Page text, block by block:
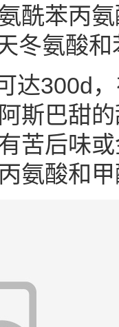
酰苯丙
冬氨酸
达300d
斯巴甜
苦后味
氨酸和